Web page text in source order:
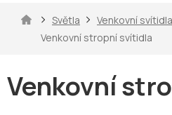
DomůSvětla
Venkovní svítidla
Venkovní stropní svítidla
Venkovní